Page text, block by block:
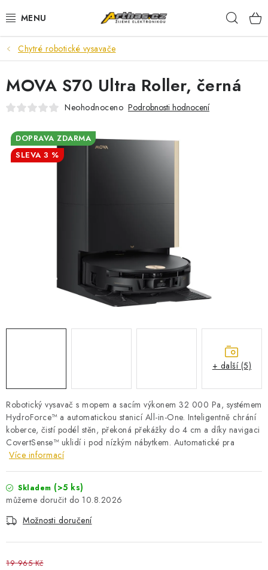
na
TELEFONY, TABLETY
POČÍTAČE, NOTEBOOKY
PRO HRÁČE
ELEKTRONIKA
Chytré robotické vysavače
Robotický vysavač s mopem a sacím výkonem 32 000 Pa, systémem
HydroForce™ a automatickou stanicí All-in-One. Inteligentně chrání
koberce, čistí podél stěn, překoná překážky do 4 cm a díky navigaci
CovertSense™ uklidí i pod nízkým nábytkem. Automatické pra
Více informací
Skladem (>5 ks)
10.8.2026
Možnosti doručení
19 965 Kč
MOVA S70 Ultra Roller, černá
Neohodnoceno Podrobnosti hodnocení
3 %
DOPRAVA ZDARMA
+ další (5)